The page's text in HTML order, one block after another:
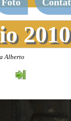
2010
Alberto